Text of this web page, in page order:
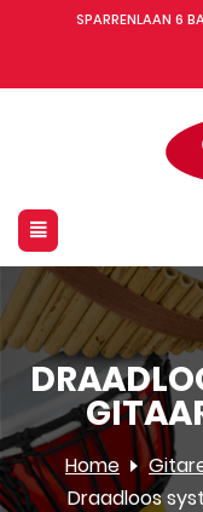
SPARRENLAAN 6
Home
Draadloos